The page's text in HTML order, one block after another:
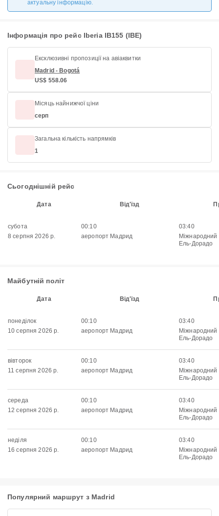
актуальну інформацію.
Інформація про рейс Iberia IB155 (IBE)
Ексклюзивні пропозиції на авіаквитки
Madrid - Bogotá
US$ 558.06
Місяць найнижчої ціни
серп
Загальна кількість напрямків
1
Сьогоднішній рейс
Дата Від'їзд
субота
8 серпня 2026 р.
00:10
аеропорт Мадрид
03:40
Міжнародний
Ель-Дорадо
Майбутній політ
Дата Від'їзд
понеділок
10 серпня 2026 р.
00:10
аеропорт Мадрид
03:40
Міжнародний
Ель-Дорадо
вівторок
11 серпня 2026 р.
00:10
аеропорт Мадрид
03:40
Міжнародний
Ель-Дорадо
середа
12 серпня 2026 р.
00:10
аеропорт Мадрид
03:40
Міжнародний
Ель-Дорадо
неділя
16 серпня 2026 р.
00:10
аеропорт Мадрид
03:40
Міжнародний
Ель-Дорадо
Популярний маршрут з Madrid